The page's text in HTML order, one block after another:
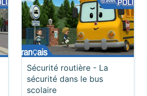
Sécurité routière - La
sécurité dans le bus
scolaire